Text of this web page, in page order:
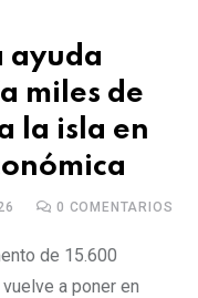
ayuda
miles de
la isla en
0 COMENTARIOS
de 15.600
a poner en